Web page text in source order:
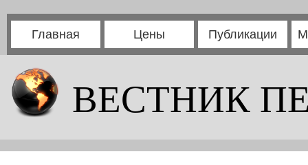
Главная Цены Публикации
ВЕСТНИК